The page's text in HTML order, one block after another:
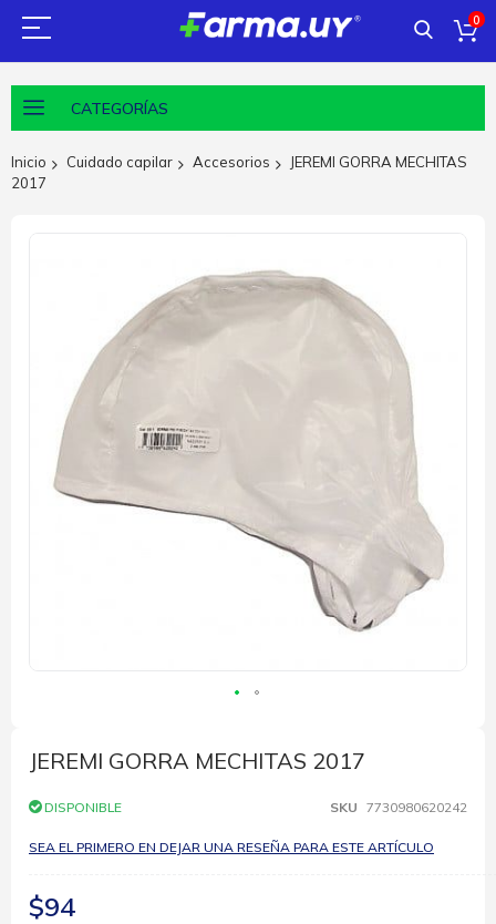
0
CATEGORÍAS
Inicio Cuidado capilar Accesorios
JEREMI GORRA MECHITAS
2017
imágenes
comienzo
de
galería
imágenes
JEREMI GORRA MECHITAS 2017
DISPONIBLE SKU 7730980620242
SEA EL PRIMERO EN DEJAR UNA RESEÑA PARA ESTE ARTÍCULO
$94